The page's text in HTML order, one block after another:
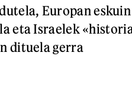
Europan eskuin
eta Israelek «historia
dituela gerra